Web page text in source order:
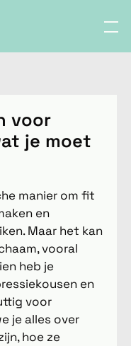
voor
je moet
manier om fit
en
Maar het kan
vooral
heb je
en
voor
je alles over
hoe ze